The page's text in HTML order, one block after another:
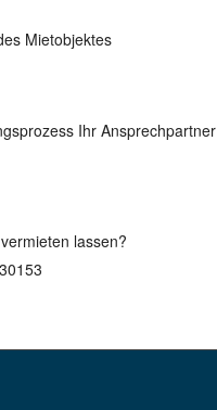
Mietobjektes
Ihr Ansprechpartner
lassen?